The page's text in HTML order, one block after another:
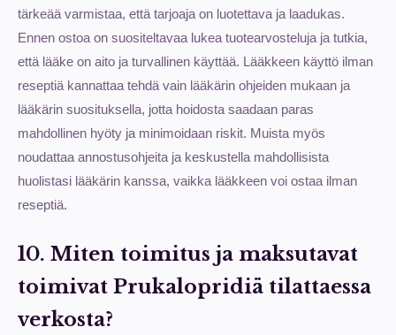
tärkeää varmistaa, että tarjoaja on luotettava ja laadukas.
Ennen ostoa on suositeltavaa lukea tuotearvosteluja ja tutkia,
että lääke on aito ja turvallinen käyttää. Lääkkeen käyttö ilman
reseptiä kannattaa tehdä vain lääkärin ohjeiden mukaan ja
lääkärin suosituksella, jotta hoidosta saadaan paras
mahdollinen hyöty ja minimoidaan riskit. Muista myös
noudattaa annostusohjeita ja keskustella mahdollisista
huolistasi lääkärin kanssa, vaikka lääkkeen voi ostaa ilman
reseptiä.
10. Miten toimitus ja maksutavat
toimivat Prukalopridiä tilattaessa
verkosta?